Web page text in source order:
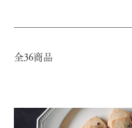
全36商品